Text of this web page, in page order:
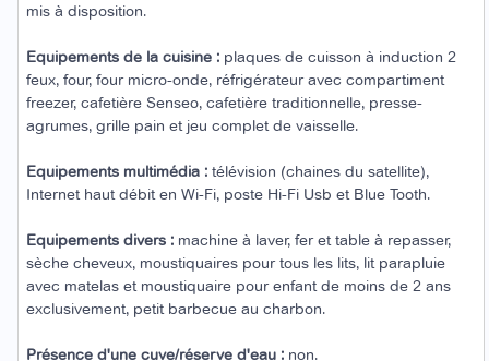
mis à disposition.
Equipements de la cuisine : plaques de cuisson à induction 2
feux, four, four micro-onde, réfrigérateur avec compartiment
freezer, cafetière Senseo, cafetière traditionnelle, presse-
agrumes, grille pain et jeu complet de vaisselle.
Equipements multimédia : télévision (chaines du satellite),
Internet haut débit en Wi-Fi, poste Hi-Fi Usb et Blue Tooth.
Equipements divers : machine à laver, fer et table à repasser,
sèche cheveux, moustiquaires pour tous les lits, lit parapluie
avec matelas et moustiquaire pour enfant de moins de 2 ans
exclusivement, petit barbecue au charbon.
Présence d'une cuve/réserve d'eau : non.